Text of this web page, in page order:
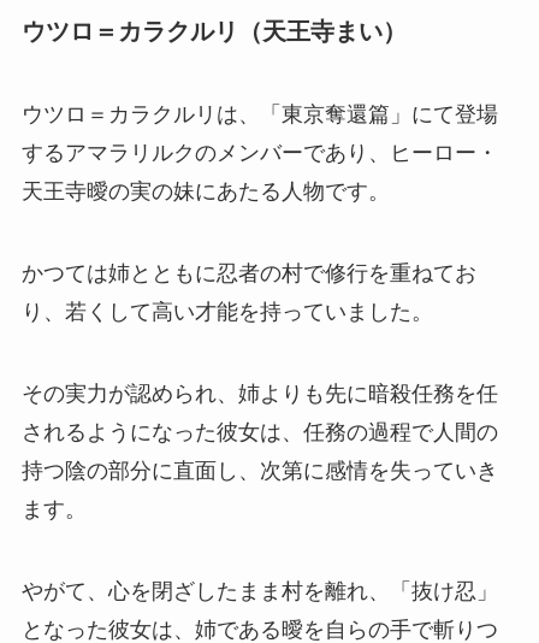
ウツロ＝カラクルリ（天王寺まい）
ウツロ＝カラクルリは、「東京奪還篇」にて登場
するアマラリルクのメンバーであり、ヒーロー・
天王寺曖の実の妹にあたる人物です。
かつては姉とともに忍者の村で修行を重ねてお
り、若くして高い才能を持っていました。
その実力が認められ、姉よりも先に暗殺任務を任
されるようになった彼女は、任務の過程で人間の
持つ陰の部分に直面し、次第に感情を失っていき
ます。
やがて、心を閉ざしたまま村を離れ、「抜け忍」
となった彼女は、姉である曖を自らの手で斬りつ